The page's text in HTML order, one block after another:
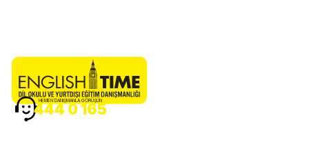
HEMEN DANIŞMANLA GÖRÜŞÜN
444 0 165